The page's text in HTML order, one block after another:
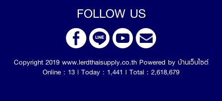
FOLLOW US
Copyright 2019 www.lerdthaisupply.co.th Powered by บ้านเว็บไซต์
Online : 13 l Today : 1,441 l Total : 2,618,679